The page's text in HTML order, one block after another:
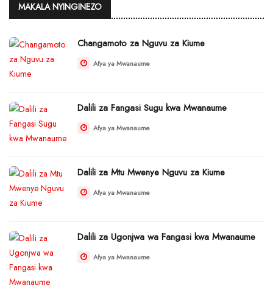
MAKALA NYINGINEZO
Changamoto za Nguvu za Kiume
Afya ya Mwanaume
Dalili za Fangasi Sugu kwa Mwanaume
Afya ya Mwanaume
Dalili za Mtu Mwenye Nguvu za Kiume
Afya ya Mwanaume
Dalili za Ugonjwa wa Fangasi kwa Mwanaume
Afya ya Mwanaume